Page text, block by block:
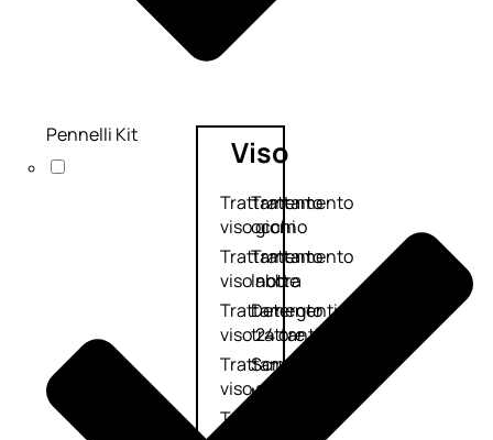
Viso
Trattamento
viso giorno
Trattamento
viso notte
Trattamento
viso 24 ore
Trattamento
viso antietà
Trattamento
Trattamento
occhi
Trattamento
labbra
Detergenti
trattanti
Scrub
Maschere
Pennelli Kit